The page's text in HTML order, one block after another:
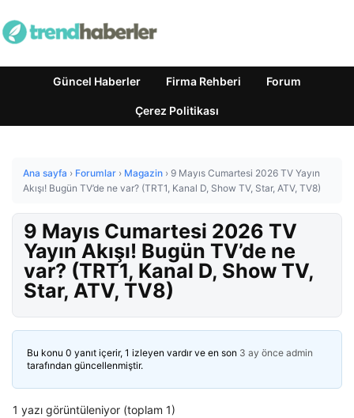
Güncel Haberler Firma Rehberi Forum
Çerez Politikası
Ana sayfa › Forumlar › Magazin › 9 Mayıs Cumartesi 2026 TV Yayın
Akışı! Bugün TV’de ne var? (TRT1, Kanal D, Show TV, Star, ATV, TV8)
9 Mayıs Cumartesi 2026 TV
Yayın Akışı! Bugün TV’de ne
var? (TRT1, Kanal D, Show TV,
Star, ATV, TV8)
Bu konu 0 yanıt içerir, 1 izleyen vardır ve en son 3 ay önce admin
tarafından güncellenmiştir.
1 yazı görüntüleniyor (toplam 1)